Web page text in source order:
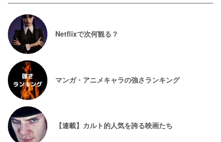
Netflixで次何観る？
マンガ・アニメキャラの強さランキング
【連載】カルト的人気を誇る映画たち